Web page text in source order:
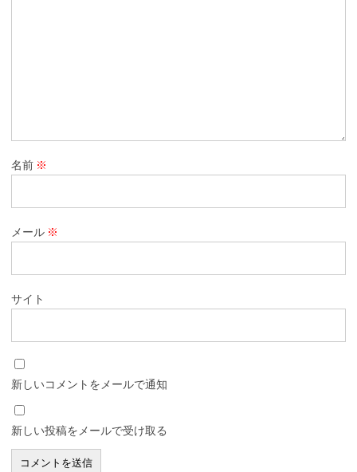
名前 ※
メール ※
サイト
新しいコメントをメールで通知
新しい投稿をメールで受け取る